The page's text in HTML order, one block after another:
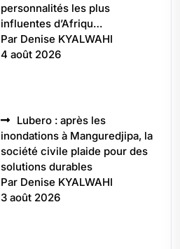
personnalités les plus
influentes d’Afriqu…
Par Denise KYALWAHI
4 août 2026
Lubero : après les
inondations à Manguredjipa, la
société civile plaide pour des
solutions durables
Par Denise KYALWAHI
3 août 2026